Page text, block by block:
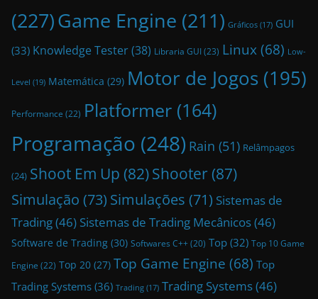
(227)Game Engine (211) Gráficos (17) GUI
(33) Knowledge Tester(38) Libraria GUI(23) Linux(68) Low-
Level (19) Matemática (29) Motor de Jogos (195)
Performance (22) Platformer (164)
Programação (248) Rain (51) Relâmpagos
(24) Shoot Em Up (82)Shooter (87)
Simulação (73) Simulações (71) Sistemas de
Trading(46) Sistemas de Trading Mecânicos(46)
Software de Trading (30) Softwares C++ (20) Top (32) Top 10 Game
Engine (22) Top 20 (27) Top Game Engine (68) Top
Trading Systems (36) Trading (17) Trading Systems(46)